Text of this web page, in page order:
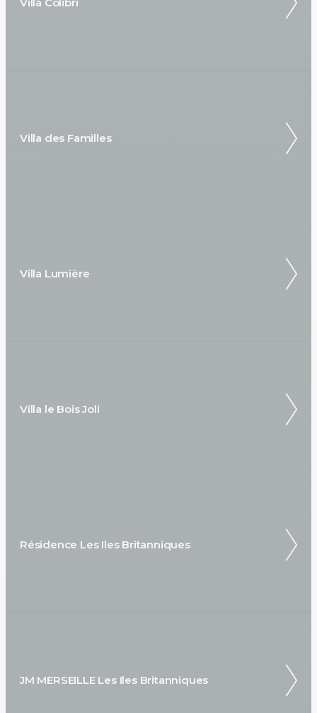
Villa des Familles
Villa Lumière
Villa le Bois Joli
Résidence Les Iles Britanniques
JM MERSEILLE Les Iles Britanniques